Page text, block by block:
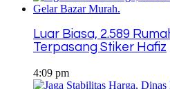
Luar Biasa, 2.589
Terpasang Stiker Hafiz
4:09 pm